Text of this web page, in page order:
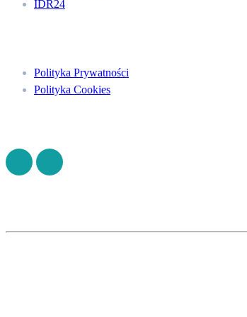
IDR24
Polityka Prywatności
Polityka Cookies